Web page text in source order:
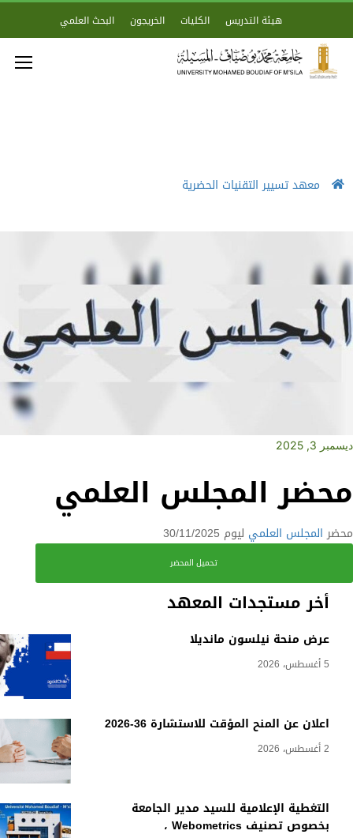
هيئة التدريس الكليات الخريجون البحث العلمي
معهد تسيير التقنيات الحضرية
أخر مستجدات المعهد
عرض منحة نيلسون مانديلا
5 أغسطس، 2026
اعلان عن المنح المؤقت للاستشارة 36-2026
2 أغسطس، 2026
التغطية الإعلامية للسيد مدير الجامعة
بخصوص تصنيف Webometrics ،
ديسمبر 3, 2025
محضر المجلس العلمي
محضرالمجلس العلمي ليوم 30/11/2025
تحميل المحضر